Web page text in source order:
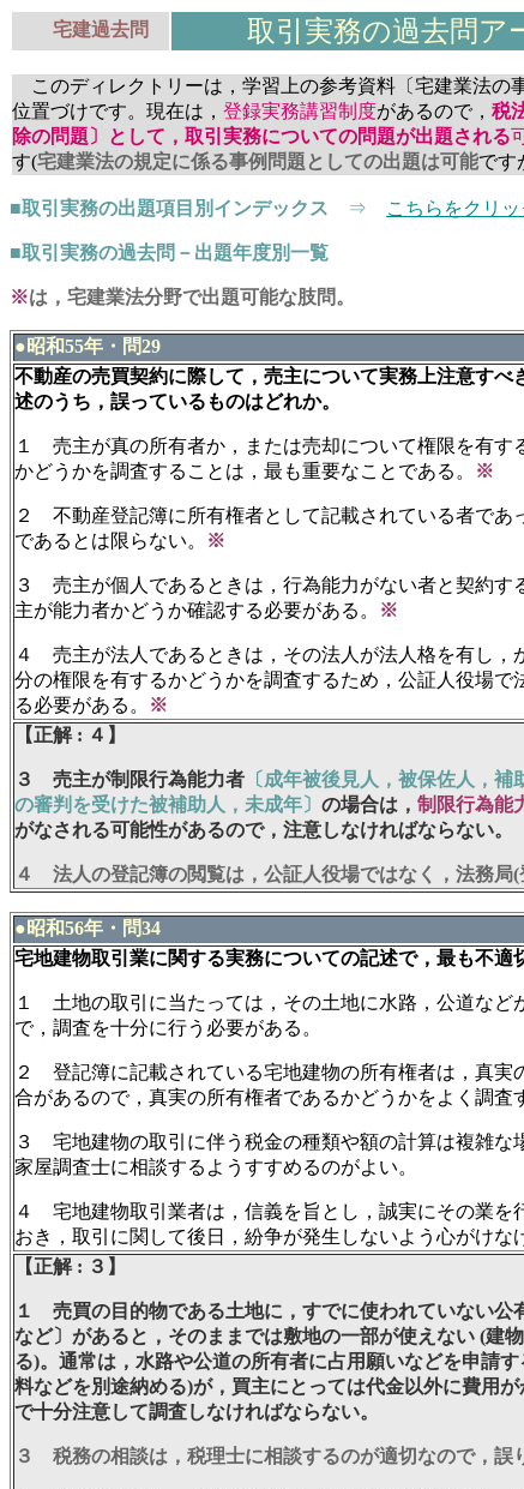
宅建過去問 取引実務の過去問ア
このディレクトリーは，学習上の参考資料〔宅建業法の
位置づけです。現在は， 登録実務講習制度があるので， 税
除の問題〕として，取引実務についての問題が出題される
す(宅建業法の規定に係る事例問題としての出題は可能です
■取引実務の出題項目別インデックス ⇒ こちらをクリッ
■取引実務の過去問－出題年度別一覧
※は，宅建業法分野で出題可能な肢問。
●昭和55年・問29
不動産の売買契約に際して，売主について実務上注意すべ
述のうち，誤っているものはどれか。
１ 売主が真の所有者か，または売却について権限を有す
かどうかを調査することは，最も重要なことである。
※
２ 不動産登記簿に所有権者として記載されている者であ
であるとは限らない。
※
３ 売主が個人であるときは，行為能力がない者と契約す
主が能力者かどうか確認する必要がある。
※
４ 売主が法人であるときは，その法人が法人格を有し，
分の権限を有するかどうかを調査するため，公証人役場で
る必要がある。
※
【正解 : ４】
３ 売主が制限行為能力者 〔成年被後見人，被保佐人，
の審判を受けた被補助人，未成年〕 の場合は， 制限行為能
がなされる可能性があるので，注意しなければならない。
４ 法人の登記簿の閲覧は，公証人役場ではなく，法務局(
●昭和56年・問34
宅地建物取引業に関する実務についての記述で，最も不適
１ 土地の取引に当たっては，その土地に水路，公道など
で，調査を十分に行う必要がある。
２ 登記簿に記載されている宅地建物の所有権者は，真実
合があるので，真実の所有権者であるかどうかをよく調査
３ 宅地建物の取引に伴う税金の種類や額の計算は複雑な
家屋調査士に相談するようすすめるのがよい。
４ 宅地建物取引業者は，信義を旨とし，誠実にその業を
おき，取引に関して後日，紛争が発生しないよう心がけな
【正解 : ３】
１ 売買の目的物である土地に，すでに使われていない公
など〕があると，そのままでは敷地の一部が使えない (建
る)。通常は，水路や公道の所有者に占用願いなどを申請
料などを別途納める)が，買主にとっては代金以外に費用
で十分注意して調査しなければならない。
３ 税務の相談は，税理士に相談するのが適切なので，誤